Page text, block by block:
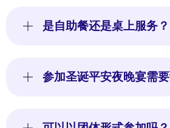
是自助餐还是桌上服务？
参加圣诞平安夜晚宴需